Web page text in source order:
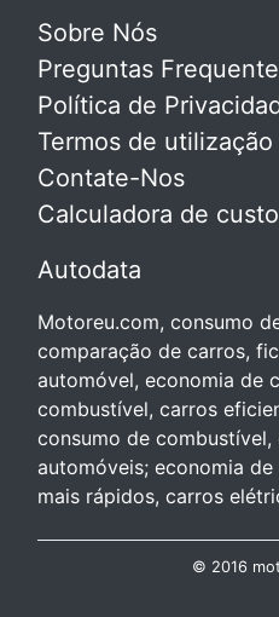
Sobre Nós
Preguntas
Política de
Termos de utilização
Contate-Nos
Calculadora de
Autodata
Motoreu.com, consumo
comparação de carros,
automóvel, economia de
combustível, carros
consumo de
automóveis; economia
mais rápidos, carros
© 2016